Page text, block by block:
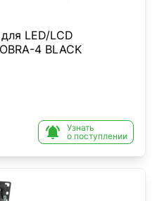
LED/LCD
4 BLACK

Узнать
о поступлении